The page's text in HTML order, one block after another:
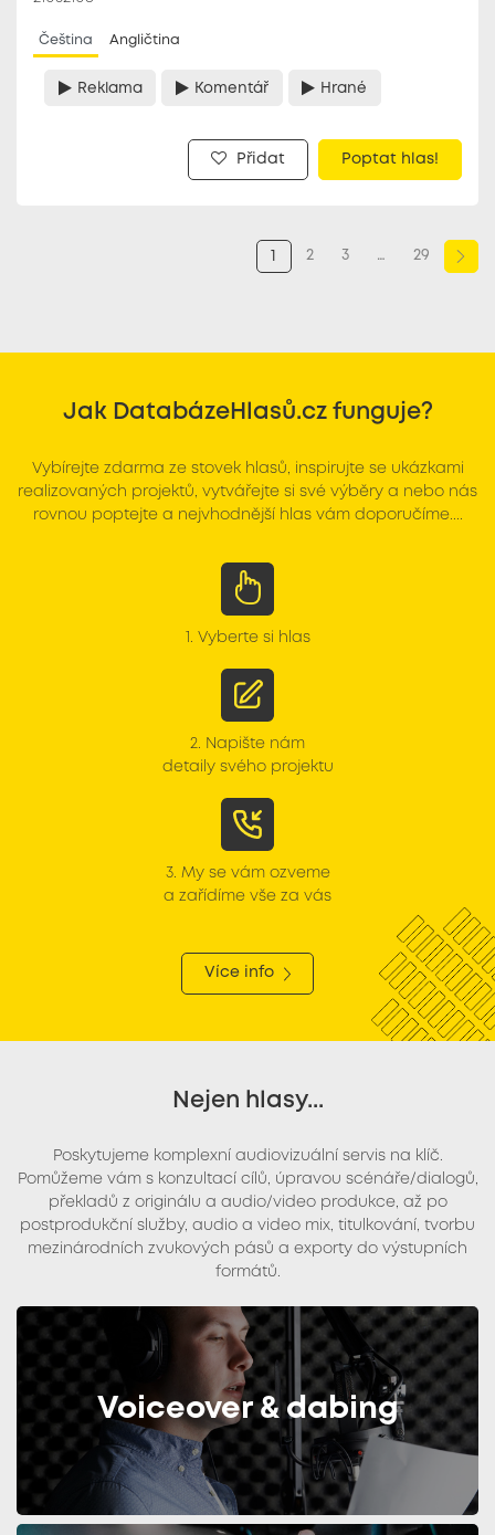
Čeština Angličtina
Reklama Komentář Hrané
Přidat Poptat hlas!
2 3 … 29
Jak DatabázeHlasů.cz funguje?
Vybírejte zdarma ze stovek hlasů, inspirujte se ukázkami
realizovaných projektů, vytvářejte si své výběry a nebo nás
rovnou poptejte a nejvhodnější hlas vám doporučíme....
Vyberte si hlas
2.
Napište nám
detaily svého projektu
3.
My se vám ozveme
a zařídíme vše za vás
Více info
Nejen hlasy...
Poskytujeme komplexní audiovizuální servis na klíč.
Pomůžeme vám s konzultací cílů, úpravou scénáře/dialogů,
překladů z originálu a audio/video produkce, až po
postprodukční služby, audio a video mix, titulkování, tvorbu
mezinárodních zvukových pásů a exporty do výstupních
formátů.
Voiceover & dabing